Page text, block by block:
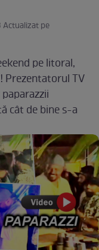
Actualizat pe
pe litoral,
Prezentatorul TV
cât de bine s-a